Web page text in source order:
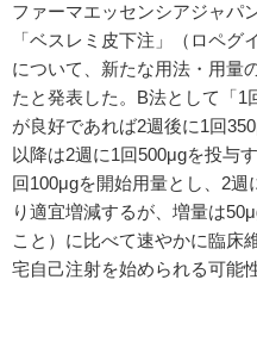
ファーマエッセンシアジャパ
「ベスレミ皮下注」（ロペグ
について、新たな用法・用量
たと発表した。B法として「1
が良好であれば2週後に1回
以降は2週に1回500μgを投与
回100μgを開始用量とし、2週
り適宜増減するが、増量は
こと）に比べて速やかに臨床
宅自己注射を始められる可能